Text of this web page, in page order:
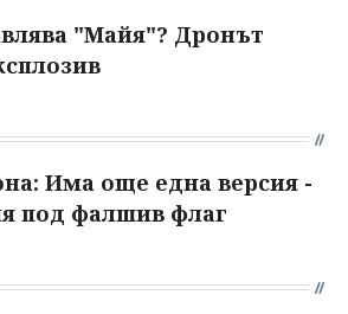
"Майя"? Дронът
Има още една версия -
под фалшив флаг